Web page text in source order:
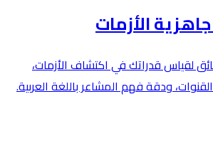
الأزمات
ذاتي لمدة 5 دقائق لقياس قدراتك في اكتشاف الأزمات،
ودقة فهم المشاعر باللغة العربية.